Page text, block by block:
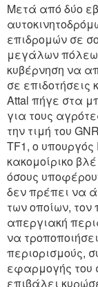
Μετά από δύο
επιδρομών σε
μεγάλων
κυβέρνηση να
σε
Attal πήγε στα
για τους
την τιμή του
TF1, ο
κακομοίρικο
όσους
δεν πρέπει να
των οποίων,
απεργιακή
να
περιορισμούς,
εφαρμογής του
επιβάλει